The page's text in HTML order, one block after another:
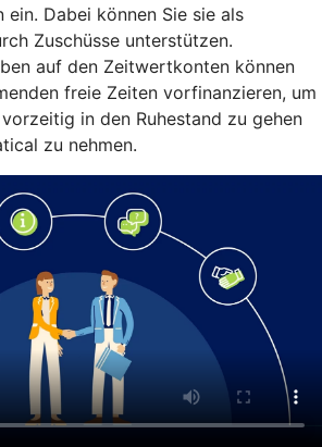
Dabei können Sie sie als
Zuschüsse unterstützen.
auf den Zeitwertkonten können
freie Zeiten vorfinanzieren, um
in den Ruhestand zu gehen
zu nehmen.